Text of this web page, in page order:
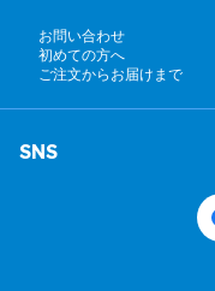
お問い合わせ
初めての方へ
ご注文からお届けまで
SNS